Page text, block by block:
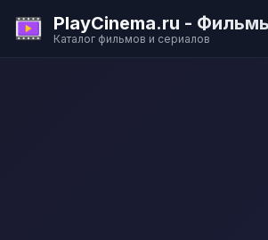
PlayCinema.ru -
Каталог фильмов и сериалов